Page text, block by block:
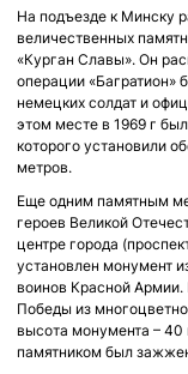
На подъезде к Минску
величественных
«Курган Славы». Он
операции «Багратион»
немецких солдат и
этом месте в 1969 г
которого установили
метров.
Еще одним памятным
героев Великой
центре города
установлен монумент
воинов Красной Армии.
Победы из
высота монумента – 40
памятником был